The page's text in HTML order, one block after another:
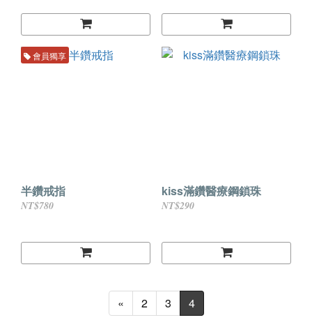
會員獨享
半鑽戒指
NT$780
kiss滿鑽醫療鋼鎖珠
NT$290
« 2 3 4